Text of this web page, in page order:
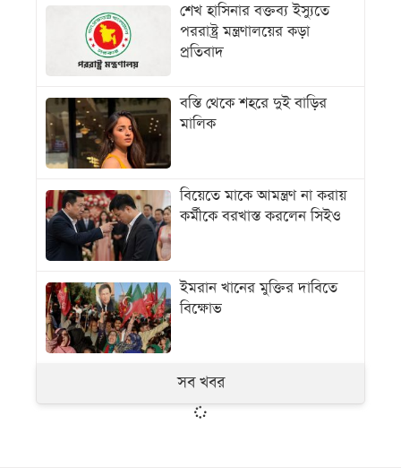
শেখ হাসিনার বক্তব্য ইস্যুতে
পররাষ্ট্র মন্ত্রণালয়ের কড়া
প্রতিবাদ
বস্তি থেকে শহরে দুই বাড়ির
মালিক
বিয়েতে মাকে আমন্ত্রণ না করায়
কর্মীকে বরখাস্ত করলেন সিইও
ইমরান খানের মুক্তির দাবিতে
বিক্ষোভ
সব খবর